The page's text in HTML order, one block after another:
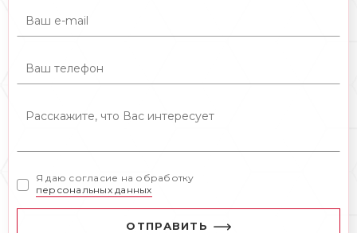
Я даю согласие на обработку
персональных данных
ОТПРАВИТЬ